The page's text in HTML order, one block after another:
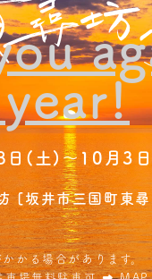
(土)～10月3
[坂井市三国町東
かる場合があります。